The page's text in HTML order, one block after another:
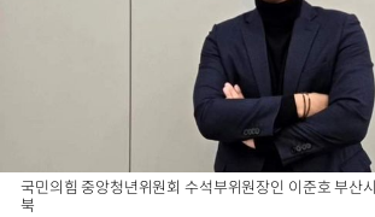
국민의힘 중앙청년위원회 수석부위원장인 이준호 부산
북